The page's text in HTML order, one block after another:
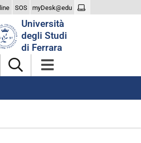
SOS myDesk@edu
Università
degli Studi
di Ferrara